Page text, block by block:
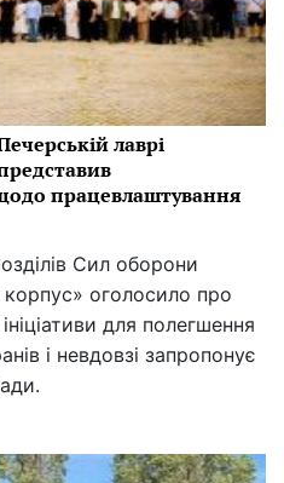
лаврі
працевлаштування
Сил оборони
оголосило про
для полегшення
і невдовзі запропонує